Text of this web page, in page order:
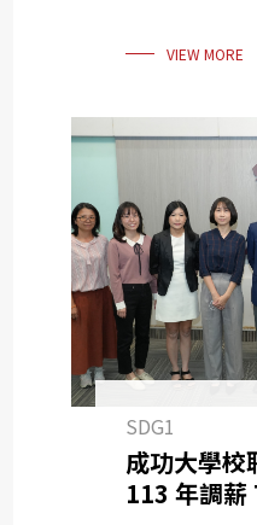
VIEW MORE
SDG1
成功大學
113 年調